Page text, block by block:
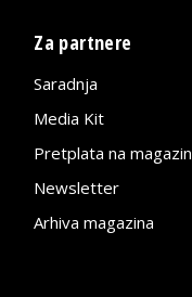
Za partnere
Saradnja
Media Kit
Pretplata na magazin
Newsletter
Arhiva magazina